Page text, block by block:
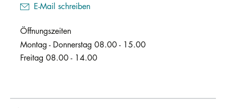
E-Mail schreiben
Öffnungszeiten
Montag - Donnerstag 08.00 - 15.00
Freitag 08.00 - 14.00